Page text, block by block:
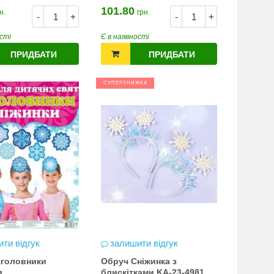
- +
ПРИДБАТИ
- +
101.80 грн.
Є в наявності
ПРИДБАТИ
відгук
СУПЕРЗНИЖКА
залишити відгук
Обруч Сніжинка з